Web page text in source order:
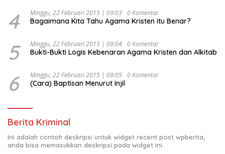
4 Minggu, 22 Februari 2015 | 09:03 0 Komentar
Bagaimana Kita Tahu Agama Kristen itu Benar?
5 Minggu, 22 Februari 2015 | 09:04 0 Komentar
Bukti-Bukti Logis Kebenaran Agama Kristen dan Alkitab
6 Minggu, 22 Februari 2015 | 09:05 0 Komentar
(Cara) Baptisan Menurut Injil
Berita Kriminal
Ini adalah contoh deskripsi untuk widget recent post wpberita,
anda bisa memasukkan deskripsi pada widget ini.